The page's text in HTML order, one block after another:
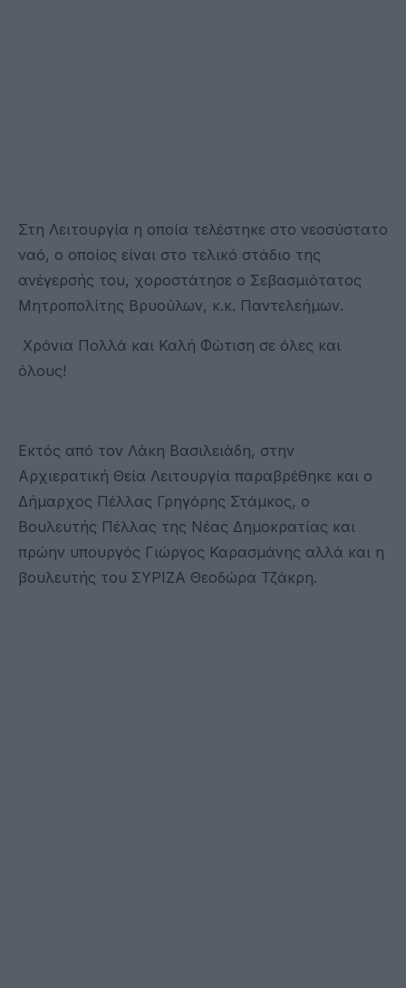
Στη Λειτουργία η οποία τελέστηκε στο νεοσύστατο
ναό, ο οποίος είναι στο τελικό στάδιο της
ανέγερσής του, χοροστάτησε ο Σεβασμιότατος
Μητροπολίτης Βρυούλων, κ.κ. Παντελεήμων.
Χρόνια Πολλά και Καλή Φώτιση σε όλες και
όλους!
Εκτός από τον Λάκη Βασιλειάδη, στην
Αρχιερατική Θεία Λειτουργία παραβρέθηκε και ο
Δήμαρχος Πέλλας Γρηγόρης Στάμκος, ο
Βουλευτής Πέλλας της Νέας Δημοκρατίας και
πρώην υπουργός Γιώργος Καρασμάνης αλλά και η
βουλευτής του ΣΥΡΙΖΑ Θεοδώρα Τζάκρη.